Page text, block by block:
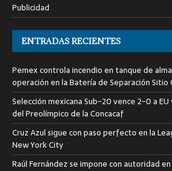
Publicidad
ENTRADAS RECIENTES
Pemex controla incendio en tanque de
operación en la Batería de Separación Sitio
Selección mexicana Sub-20 vence 2-0 a
del Preolímpico de la Concacaf
Cruz Azul sigue con paso perfecto en la
New York City
Raúl Fernández se impone con autoridad